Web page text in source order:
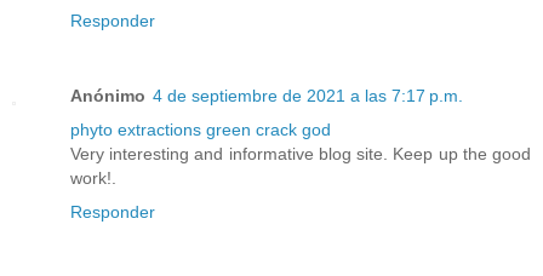
Responder
Anónimo 4 de septiembre de 2021 a las 7:17 p.m.
phyto extractions green crack god
Very interesting and informative blog site. Keep up the good
work!.
Responder